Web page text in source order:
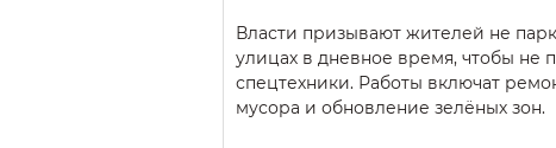
Власти призывают жителей не
улицах в дневное время, чтобы не
спецтехники. Работы включат
мусора и обновление зелёных зон.